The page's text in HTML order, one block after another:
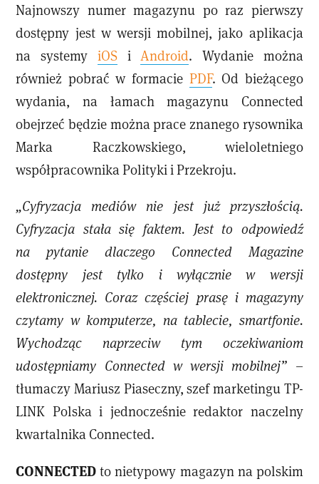
Najnowszy numer magazynu po raz pierwszy
dostępny jest w wersji mobilnej, jako aplikacja
na systemy iOSiAndroid. Wydanie można
również pobrać w formacie PDF. Od bieżącego
wydania, na łamach magazynu Connected
obejrzeć będzie można prace znanego rysownika
Marka Raczkowskiego, wieloletniego
współpracownika Polityki i Przekroju.
„Cyfryzacja mediów nie jest już przyszłością.
Cyfryzacja stała się faktem. Jest to odpowiedź
na pytanie dlaczego Connected Magazine
dostępny jest tylko i wyłącznie w wersji
elektronicznej. Coraz częściej prasę i magazyny
czytamy w komputerze, na tablecie, smartfonie.
Wychodząc naprzeciw tym oczekiwaniom
udostępniamy Connected w wersji mobilnej” –
tłumaczy Mariusz Piaseczny, szef marketingu TP-
LINK Polska i jednocześnie redaktor naczelny
kwartalnika Connected.
CONNECTEDto nietypowy magazyn na polskim